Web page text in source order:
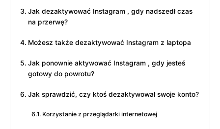
Jak dezaktywować Instagram , gdy nadszedł czas
na przerwę?
Możesz także dezaktywować Instagram z laptopa
Jak ponownie aktywować Instagram , gdy jesteś
gotowy do powrotu?
Jak sprawdzić, czy ktoś dezaktywował swoje konto?
Korzystanie z przeglądarki internetowej